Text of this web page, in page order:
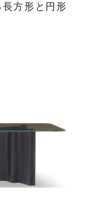
方形と円形